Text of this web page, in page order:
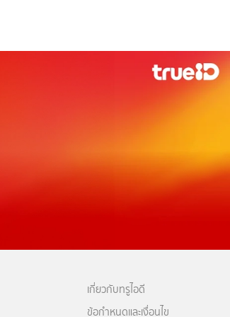
เกี่ยวกับทรูไอดี
ข้อกำหนดและเงื่อนไข